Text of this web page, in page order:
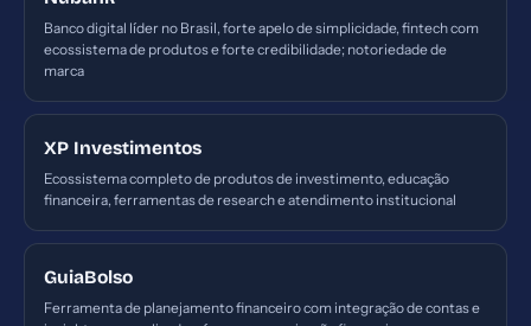
Banco digital líder no Brasil, forte apelo de simplicidade, fintech com
ecossistema de produtos e forte credibilidade; notoriedade de
marca
XP Investimentos
Ecossistema completo de produtos de investimento, educação
financeira, ferramentas de research e atendimento institucional
GuiaBolso
Ferramenta de planejamento financeiro com integração de contas e